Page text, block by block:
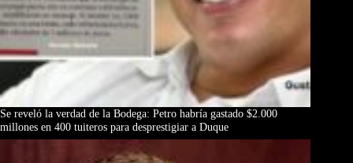
Se reveló la verdad de la Bodega: Petro habría gastado $2.000
millones en 400 tuiteros para desprestigiar a Duque